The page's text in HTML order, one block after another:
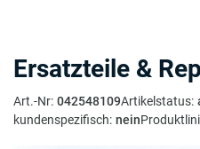
Ersatzteile &
Art.-Nr: 042548109Artikelstatus:
kundenspezifisch: nein